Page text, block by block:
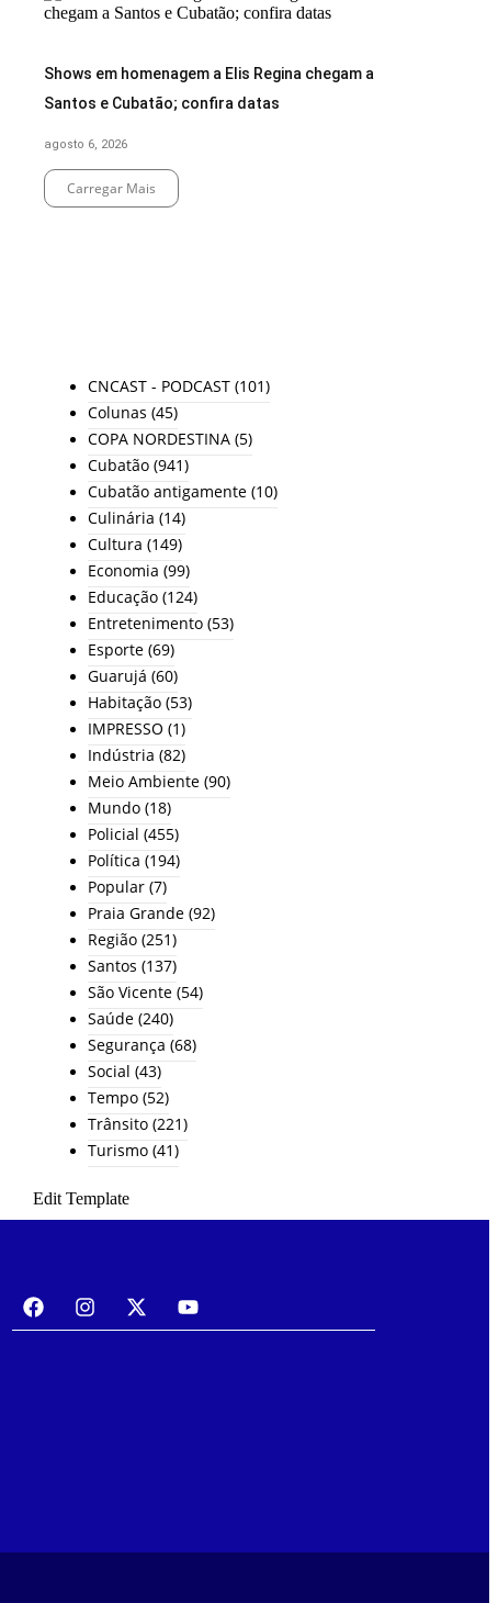
Shows em homenagem a Elis Regina chegam a
Santos e Cubatão; confira datas
agosto 6, 2026
Carregar Mais
CNCAST - PODCAST (101)
Colunas (45)
COPA NORDESTINA (5)
Cubatão (941)
Cubatão antigamente (10)
Culinária (14)
Cultura (149)
Economia (99)
Educação (124)
Entretenimento (53)
Esporte (69)
Guarujá (60)
Habitação (53)
IMPRESSO (1)
Indústria (82)
Meio Ambiente (90)
Mundo (18)
Policial (455)
Política (194)
Popular (7)
Praia Grande (92)
Região (251)
Santos (137)
São Vicente (54)
Saúde (240)
Segurança (68)
Social (43)
Tempo (52)
Trânsito (221)
Turismo (41)
Edit Template